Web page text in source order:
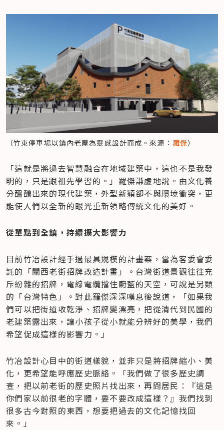
（竹東停車場以鎮內老屋為靈感設計而成。來源： 羅傑）
「這就是將過去智慧融合在地域建築中，這也不是我發
明的，只是跟祖先學習的。」羅傑謙虛地說。由文化養
分醞釀出來的現代建築，外型新穎卻不與環境衝突，更
能使人們以全新的眼光重新領略傳統文化的美好。
從單點到全鎮，持續擴大影響力
目前竹冶設計經手過最具規模的計畫案，當為客委會委
託的「關西老街招牌改造計畫」。台灣街道景觀往往充
斥紛雜的招牌，電線電纜擋住蔚藍的天空，可說是另類
的「台灣特色」。對此羅傑深深嘆息後說道，「如果我
們可以把街道收乾淨、招牌變漂亮，把從清代到民國的
老建築露出來，讓小孩子從小就能分辨好的美學，我們
希望促成這樣的影響力。」
竹冶設計心目中的街道樣貌，並非只是將招牌縮小、美
化，更希望能呼應歷史脈絡。「我們做了很多歷史調
查，把以前老街的歷史照片找出來，再問居民：『這是
你們家以前很老的字體，要不要改成這樣？』我們找到
很多古今對照的東西，想要把過去的文化記憶找回
來。」